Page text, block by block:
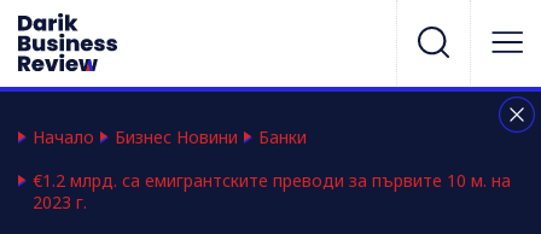
Начало Бизнес Новини
Банки
€1.2 млрд. са емигрантските преводи за първите 10 м. на
2023 г.